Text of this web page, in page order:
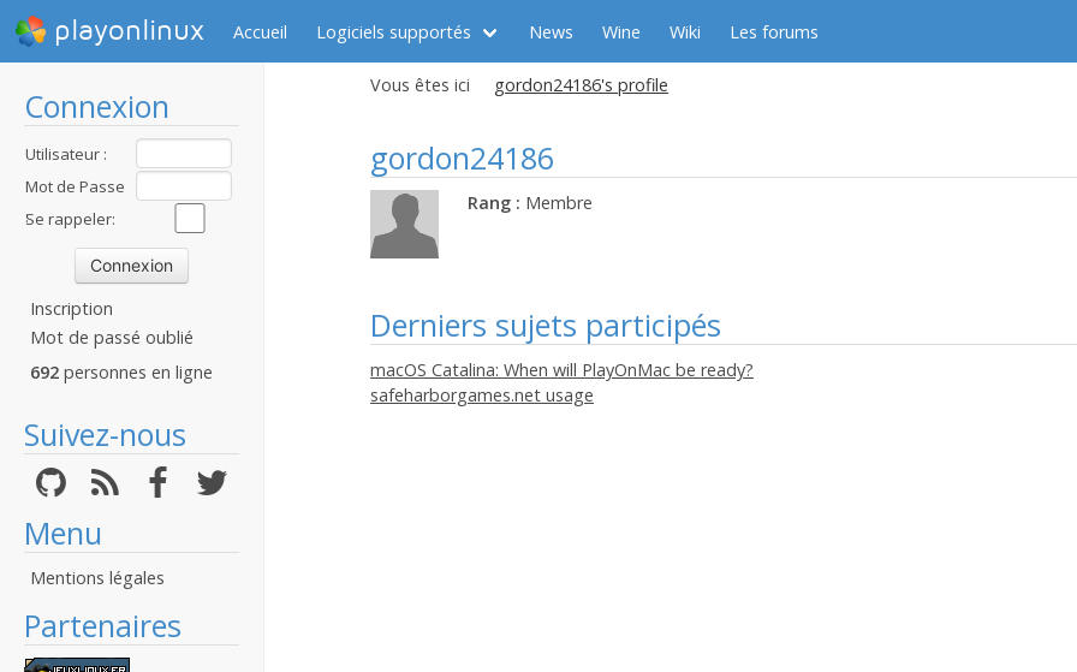
playonlinux Accueil Logiciels supportés News Wine Wiki Les forums
Connexion
Utilisateur :
Mot de Passe
:Se rappeler:
Inscription
Mot de passé oublié
692 personnes en ligne
Suivez-nous
Menu
Mentions légales
Partenaires
Vous êtes ici gordon24186's profile
gordon24186
Rang : Membre
Derniers sujets participés
macOS Catalina: When will PlayOnMac be ready?
safeharborgames.net usage